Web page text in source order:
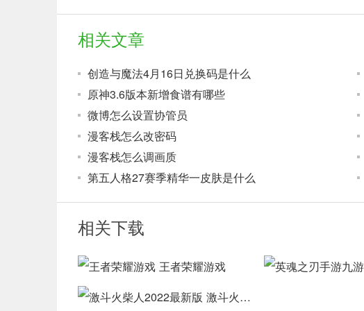
相关文章
创造与魔法4月16日兑换码是什么
原神3.6版本新增食谱有哪些
微博怎么设置协管员
漫客栈怎么改密码
漫客栈怎么调画质
第五人格27赛季精华一皮肤是什么
相关下载
王者荣耀游戏
激斗火柴人2022最新版